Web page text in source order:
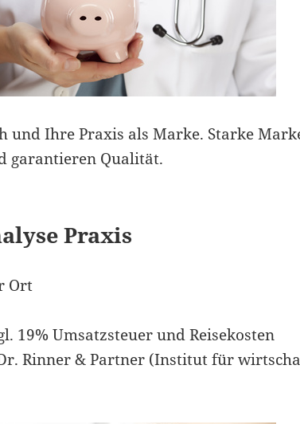
und Ihre Praxis als Marke. Starke
garantieren Qualität.
Praxis
Ort
19% Umsatzsteuer und Reisekosten
Rinner & Partner (Institut für